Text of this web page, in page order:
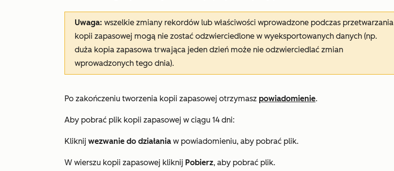
Uwaga: wszelkie zmiany rekordów lub właściwości wprowadzone podczas przetwarzania
kopii zapasowej mogą nie zostać odzwierciedlone w wyeksportowanych danych (np.
duża kopia zapasowa trwająca jeden dzień może nie odzwierciedlać zmian
wprowadzonych tego dnia).
Po zakończeniu tworzenia kopii zapasowej otrzymasz powiadomienie.
Aby pobrać plik kopii zapasowej w ciągu 14 dni:
Kliknij wezwanie do działania w powiadomieniu, aby pobrać plik.
W wierszu kopii zapasowej kliknij Pobierz, aby pobrać plik.